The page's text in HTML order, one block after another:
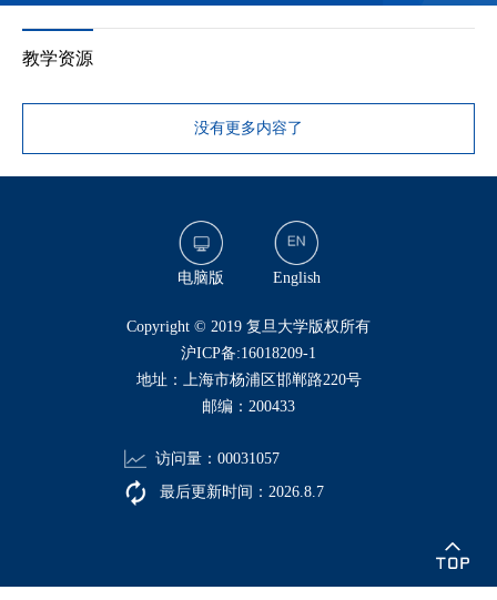
教学资源
没有更多内容了
电脑版 English
​Copyright © 2019 复旦大学版权所有
沪ICP备:16018209-1
地址：上海市杨浦区邯郸路220号
邮编：200433
访问量： 00031057
最后更新时间： 2026 8 7